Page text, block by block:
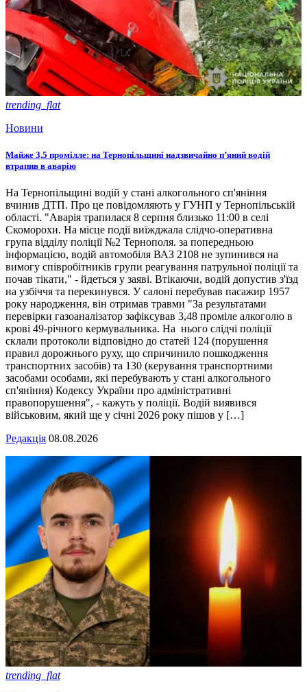
trending_flat
Новини
Майже 3,5 промілле: на Тернопільщині надзвичайно п’яний водій
втрапив в аварію
На Тернопільщині водій у стані алкогольного сп'яніння
вчинив ДТП. Про це повідомляють у ГУНП у Тернопільській
області. "Аварія трапилася 8 серпня близько 11:00 в селі
Скоморохи. На місце події виїжджала слідчо-оперативна
група відділу поліції №2 Тернополя. за попередньою
інформацією, водій автомобіля ВАЗ 2108 не зупинився на
вимогу співробітників групи реагування патрульної поліції та
почав тікати," - йдеться у заяві. Втікаючи, водій допустив з'їзд
на узбіччя та перекинувся. У салоні перебував пасажир 1957
року народження, він отримав травми "За результатами
перевірки газоаналізатор зафіксував 3,48 проміле алкоголю в
крові 49-річного кермувальника. На нього слідчі поліції
склали протоколи відповідно до статей 124 (порушення
правил дорожнього руху, що спричинило пошкодження
транспортних засобів) та 130 (керування транспортними
засобами особами, які перебувають у стані алкогольного
сп'яніння) Кодексу України про адміністративні
правопорушення", - кажуть у поліції. Водій виявився
військовим, який ще у січні 2026 року пішов у […]
Редакція 08.08.2026
trending_flat